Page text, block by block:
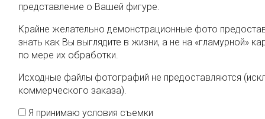
представление о Вашей фигуре.
Крайне желательно демонстрационные фото
знать как Вы выглядите в жизни, а не на «гламурной»
по мере их обработки.
Исходные файлы фотографий не предоставляются
коммерческого заказа).
Я принимаю условия съемки